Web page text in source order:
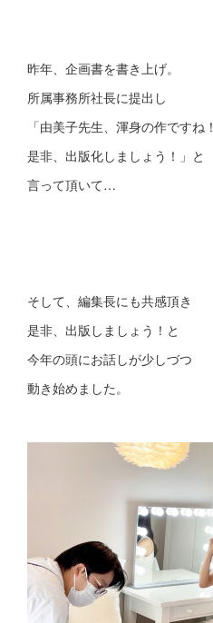
昨年、企画書を書き上げ。
所属事務所社長に提出し
「由美子先生、渾身の作ですね！
是非、出版化しましょう！」と
言って頂いて…
そして、編集長にも共感頂き
是非、出版しましょう！と
今年の頭にお話しが少しづつ
動き始めました。